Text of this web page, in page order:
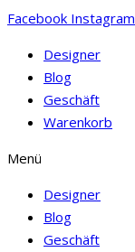
Facebook Instagram
Designer
Blog
Geschäft
Warenkorb
Menü
Designer
Blog
Geschäft